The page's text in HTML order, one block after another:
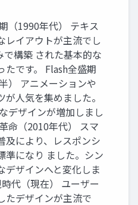
（1990年代） テキス
レイアウトが主流でし
で構築 された基本的な
たです。 Flash全盛期
） アニメーションや
人気を集めました。
デザインが増加しまし
命（2010年代） スマ
及により、レスポンシ
準になり ました。シン
デザインへと変化しま
代（現在） ユーザー
たデザインが主流で